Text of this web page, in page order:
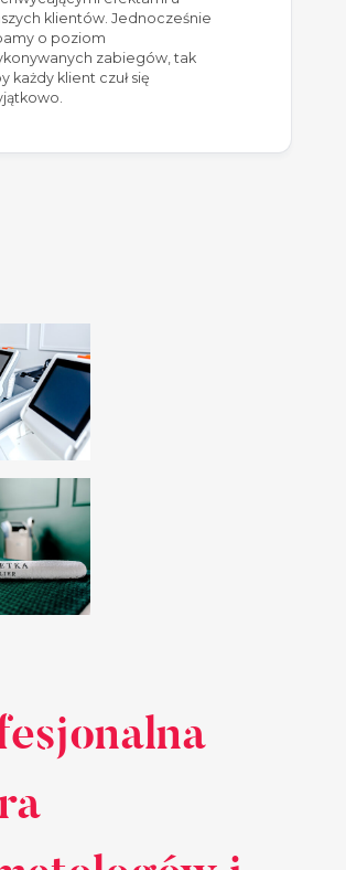
klientów. Jednocześnie
o poziom
zabiegów, tak
każdy klient czuł się